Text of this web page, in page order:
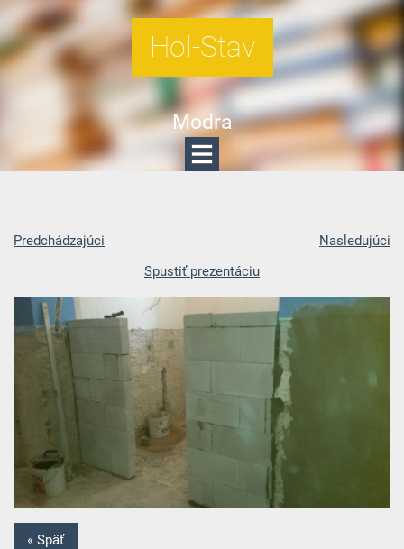
Hol-Stav
Modra
Predchádzajúci
Nasledujúci
Spustiť prezentáciu
« Späť